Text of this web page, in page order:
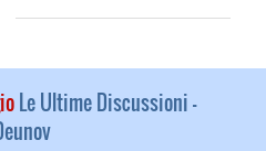
Le Ultime Discussioni -